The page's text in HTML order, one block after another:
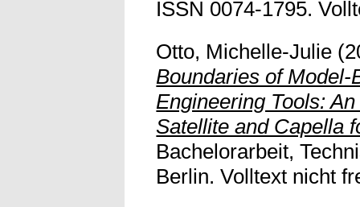
ISSN 0074-1795.
Otto, Michelle-Julie
Boundaries of Model-
Engineering Tools:
Satellite and Capella
Bachelorarbeit,
Berlin. Volltext nicht